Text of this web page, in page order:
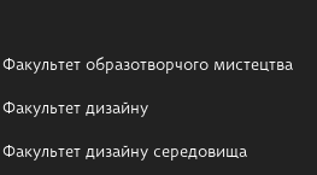
Факультет образотворчого мистецтва
Факультет дизайну
Факультет дизайну середовища